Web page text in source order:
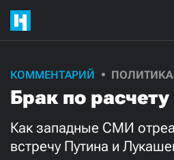
КОММЕНТАРИЙ ПОЛИТИКА
Брак по расчету
Как западные СМИ
встречу Путина и
нашу
Ежемесячно